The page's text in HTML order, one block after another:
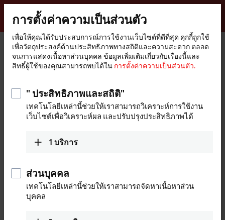
Beckhoff
-
New
Automation
Technology
myBeckhoff
หน้า
หลัก
บริษัท ข่าวสาร Beckhoff Live + Interactive, Nov. 23, 2021
เมื่อคุณคลิกที่ "ยอมรับ" เราจะแสดงวิดิโอและปรับการตั้งค่า
ความเป็นส่วนตัว มีการโหลดเนื้อหาวิดิโอภายนอกในระหว่าง
Nov 23, 2021
Beckhoff Live + Interactive, Nov. 23,
การตั้งค่าความเป็นส่วนตัว
เพื่อให้คุณได้รับประสบการณ์การใช้งานเว็บไซต์ที่ดีที่สุด คุกกี้ถูกใช้
เพื่อวัตถุประสงค์ด้านประสิทธิภาพทางสถิติและความสะดวก ตลอด
จนการแสดงเนื้อหาส่วนบุคคล ข้อมูลเพิ่มเติมเกี่ยวกับเรื่องนี้และ
สิทธิ์ผู้ใช้ของคุณสามารถพบได้ใน การตั้งค่าความเป็นส่วนตัว.
" ประสิทธิภาพและสถิติ"
เทคโนโลยีเหล่านี้ช่วยให้เราสามารถวิเคราะห์การใช้งาน
เว็บไซต์เพื่อวิเคราะห์ผล และปรับปรุงประสิทธิภาพได้
1 บริการ
ส่วนบุคคล
เทคโนโลยีเหล่านี้ช่วยให้เราสามารถจัดหาเนื้อหาส่วน
บุคคล